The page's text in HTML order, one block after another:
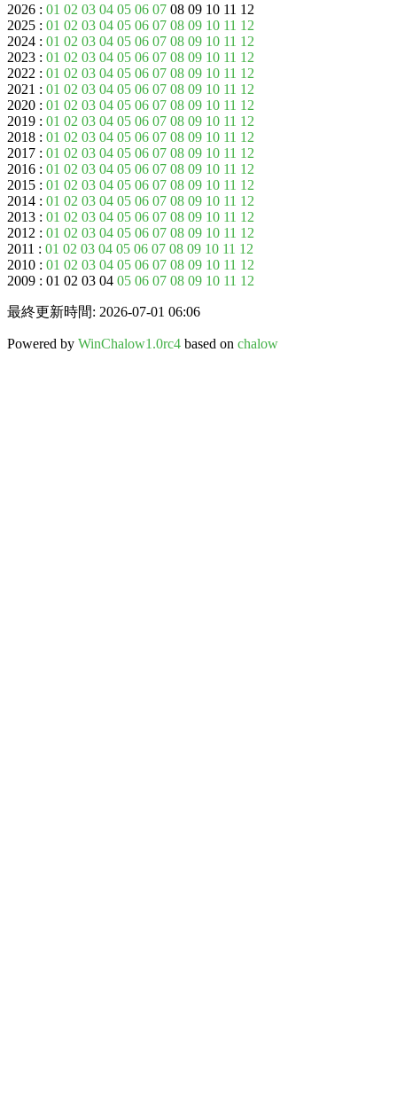
2026 : 01 02 03 04 05 06 07 08 09 10 11 12
2025 : 01 02 03 04 05 06 07 08 09 10 11 12
2024 : 01 02 03 04 05 06 07 08 09 10 11 12
2023 : 01 02 03 04 05 06 07 08 09 10 11 12
2022 : 01 02 03 04 05 06 07 08 09 10 11 12
2021 : 01 02 03 04 05 06 07 08 09 10 11 12
2020 : 01 02 03 04 05 06 07 08 09 10 11 12
2019 : 01 02 03 04 05 06 07 08 09 10 11 12
2018 : 01 02 03 04 05 06 07 08 09 10 11 12
2017 : 01 02 03 04 05 06 07 08 09 10 11 12
2016 : 01 02 03 04 05 06 07 08 09 10 11 12
2015 : 01 02 03 04 05 06 07 08 09 10 11 12
2014 : 01 02 03 04 05 06 07 08 09 10 11 12
2013 : 01 02 03 04 05 06 07 08 09 10 11 12
2012 : 01 02 03 04 05 06 07 08 09 10 11 12
2011 : 01 02 03 04 05 06 07 08 09 10 11 12
2010 : 01 02 03 04 05 06 07 08 09 10 11 12
2009 : 01 02 03 04 05 06 07 08 09 10 11 12
最終更新時間: 2026-07-01 06:06
Powered by WinChalow1.0rc4 based on chalow